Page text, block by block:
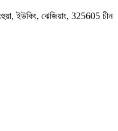
ইউকিং, ঝেজিয়াং, 325605 চীন